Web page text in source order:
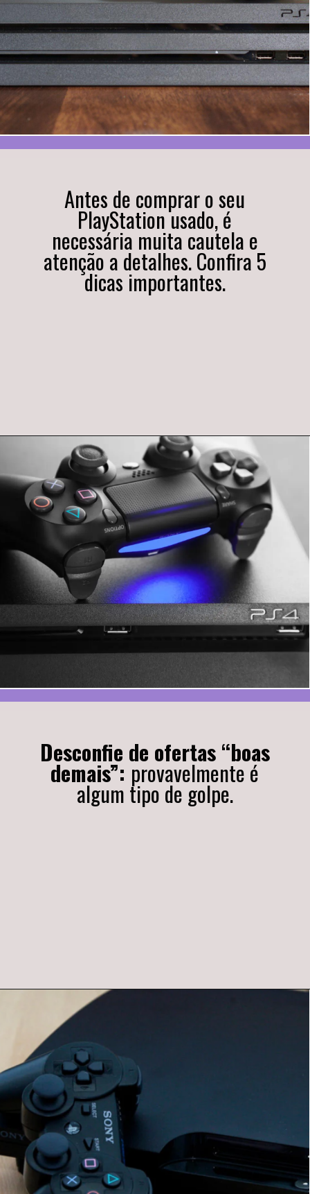
Antes de comprar o seu
PlayStation usado, é
necessária muita cautela e
atenção a detalhes. Confira 5
dicas importantes.
Desconfie de ofertas “boas
demais”: provavelmente é
algum tipo de golpe.